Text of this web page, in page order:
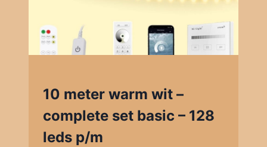
10 meter warm wit –
complete set basic – 128
leds p/m